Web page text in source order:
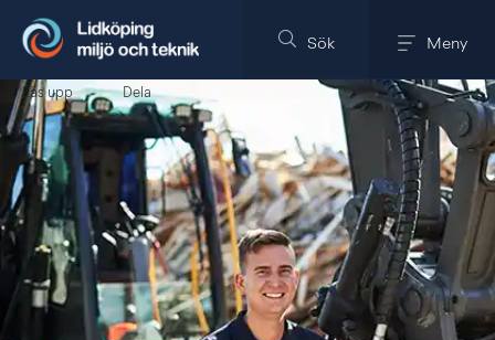
Sök Meny
Läs upp Dela